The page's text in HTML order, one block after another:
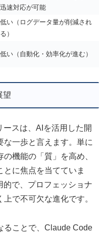
迅速対応が可能
低い（ログデータ量が削減され
る）
低い（自動化・効率化が進む）
望
スは、AIを活用した開
な一歩と言えます。単に
機能の「質」を高め、
とに焦点を当てていま
で、プロフェッショナ
で不可欠な進化です。
ることで、Claude Code